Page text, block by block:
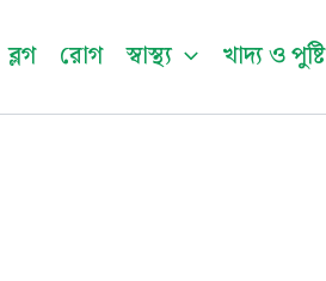
ব্লগ রোগ স্বাস্থ্য খাদ্য ও পুষ্টি